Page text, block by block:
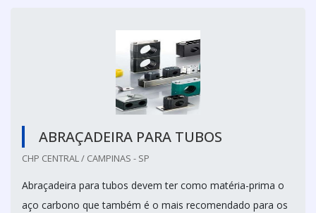
ABRAÇADEIRA PARA TUBOS
CHP CENTRAL / CAMPINAS - SP
Abraçadeira para tubos devem ter como matéria-prima o
aço carbono que também é o mais recomendado para os